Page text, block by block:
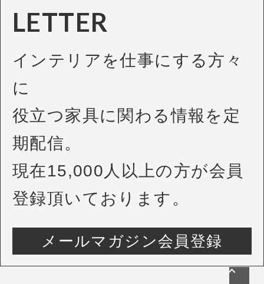
LETTER
インテリアを仕事にする方々
に
役立つ家具に関わる情報を定
期配信。
現在15,000人以上の方が会員
登録頂いております。
メールマガジン会員登録